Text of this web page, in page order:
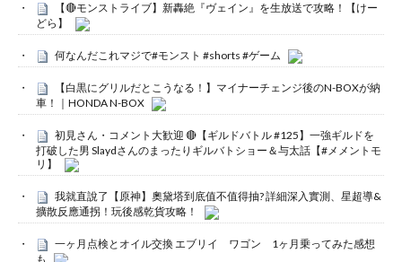
【🔴モンストライブ】新轟絶『ヴェイン』を生放送で攻略！【けー
どら】
何なんだこれマジで#モンスト #shorts #ゲーム
【白黒にグリルだとこうなる！】マイナーチェンジ後のN-BOXが納
車！｜HONDA N-BOX
初見さん・コメント大歓迎 🔴【ギルドバトル #125】一強ギルドを
打破した男 Slaydさんのまったりギルバトショー＆与太話【#メメントモ
リ】
我就直說了【原神】奧黛塔到底值不值得抽? 詳細深入實測、星超導&
擴散反應通拐！玩後感乾貨攻略！
一ヶ月点検とオイル交換 エブリイ ワゴン 1ヶ月乗ってみた感想
も